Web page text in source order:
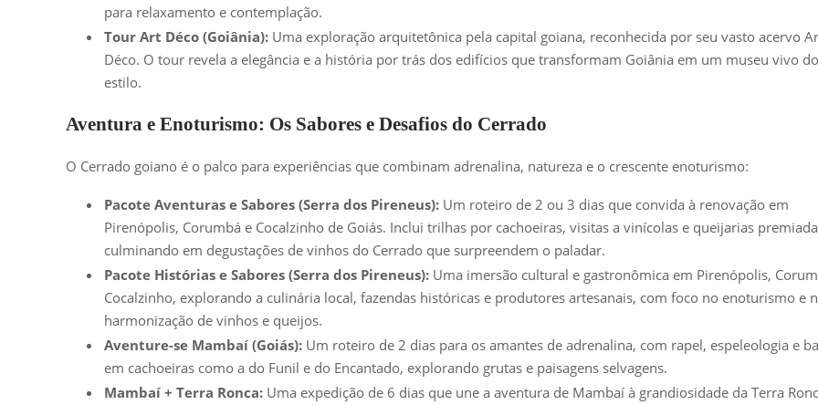
para relaxamento e contemplação.
Tour Art Déco (Goiânia): Uma exploração arquitetônica pela capital goiana, reconhecida por seu vasto acervo
Déco. O tour revela a elegância e a história por trás dos edifícios que transformam Goiânia em um museu vivo do
estilo.
Aventura e Enoturismo: Os Sabores e Desafios do Cerrado
O Cerrado goiano é o palco para experiências que combinam adrenalina, natureza e o crescente enoturismo:
Pacote Aventuras e Sabores (Serra dos Pireneus): Um roteiro de 2 ou 3 dias que convida à renovação em
Pirenópolis, Corumbá e Cocalzinho de Goiás. Inclui trilhas por cachoeiras, visitas a vinícolas e queijarias
culminando em degustações de vinhos do Cerrado que surpreendem o paladar.
Pacote Histórias e Sabores (Serra dos Pireneus): Uma imersão cultural e gastronômica em Pirenópolis,
Cocalzinho, explorando a culinária local, fazendas históricas e produtores artesanais, com foco no enoturismo e
harmonização de vinhos e queijos.
Aventure-se Mambaí (Goiás): Um roteiro de 2 dias para os amantes de adrenalina, com rapel, espeleologia e
em cachoeiras como a do Funil e do Encantado, explorando grutas e paisagens selvagens.
Mambaí + Terra Ronca: Uma expedição de 6 dias que une a aventura de Mambaí à grandiosidade da Terra